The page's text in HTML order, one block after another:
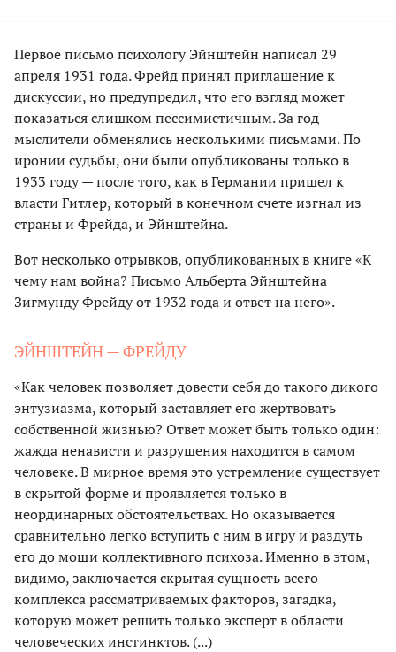
Первое письмо психологу Эйнштейн написал 29
апреля 1931 года. Фрейд принял приглашение к
дискуссии, но предупредил, что его взгляд может
показаться слишком пессимистичным. За год
мыслители обменялись несколькими письмами. По
иронии судьбы, они были опубликованы только в
1933 году — после того, как в Германии пришел к
власти Гитлер, который в конечном счете изгнал из
страны и Фрейда, и Эйнштейна.
Вот несколько отрывков, опубликованных в книге «К
чему нам война? Письмо Альберта Эйнштейна
Зигмунду Фрейду от 1932 года и ответ на него».
ЭЙНШТЕЙН — ФРЕЙДУ
«Как человек позволяет довести себя до такого дикого
энтузиазма, который заставляет его жертвовать
собственной жизнью? Ответ может быть только один:
жажда ненависти и разрушения находится в самом
человеке. В мирное время это устремление существует
в скрытой форме и проявляется только в
неординарных обстоятельствах. Но оказывается
сравнительно легко вступить с ним в игру и раздуть
его до мощи коллективного психоза. Именно в этом,
видимо, заключается скрытая сущность всего
комплекса рассматриваемых факторов, загадка,
которую может решить только эксперт в области
человеческих инстинктов. (...)